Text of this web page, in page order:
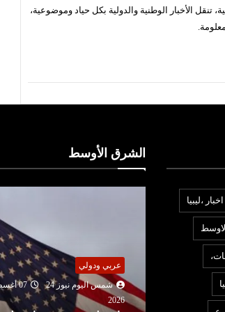
الأخبار الوطنية والدولية بكل حياد وموضوعية،
اخبار ،ليبيا
الشرق الأوسط
المرأة
شمس اليوم نيوز 24
07
2026